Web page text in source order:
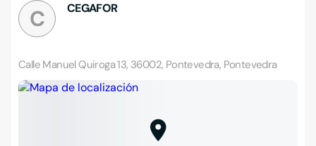
C CEGAFOR
Calle Manuel Quiroga 13, 36002, Pontevedra, Pontevedra